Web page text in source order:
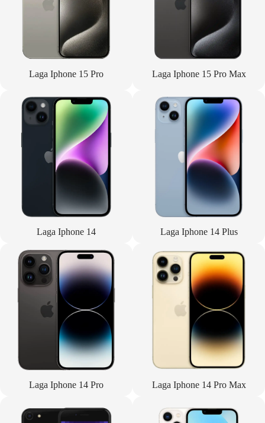
Laga Iphone 15 Pro Laga Iphone 15 Pro Max
Laga Iphone 14 Laga Iphone 14 Plus
Laga Iphone 14 Pro Laga Iphone 14 Pro Max